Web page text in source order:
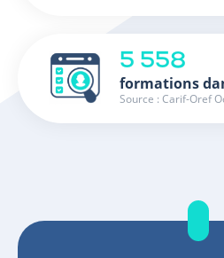
5 558
formations
Source : Carif-Oref